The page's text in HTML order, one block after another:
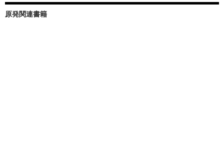
原発関連書籍